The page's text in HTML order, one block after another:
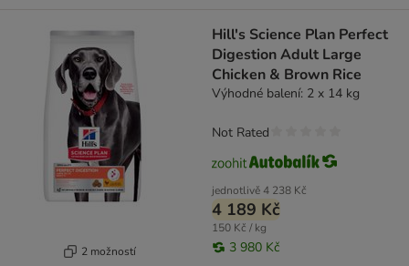
2 možností
Hill's Science Plan Perfect
Digestion Adult Large
Chicken & Brown Rice
Výhodné balení: 2 x 14 kg
jednotlivě4 238 Kč
4 189 Kč
150 Kč / kg
3 980 Kč
Not Rated